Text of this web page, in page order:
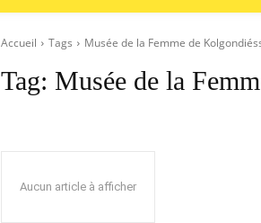
Accueil Tags Musée de la Femme de
Tag: Musée de la
Aucun article à afficher